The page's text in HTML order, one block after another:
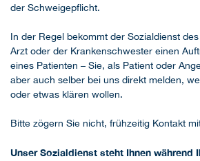
der Schweigepflicht.
In der Regel bekommt der Sozialdienst
Arzt oder der Krankenschwester einen
eines Patienten – Sie, als Patient oder
aber auch selber bei uns direkt melden,
oder etwas klären wollen.
Bitte zögern Sie nicht, frühzeitig Kontakt
Unser Sozialdienst steht Ihnen während